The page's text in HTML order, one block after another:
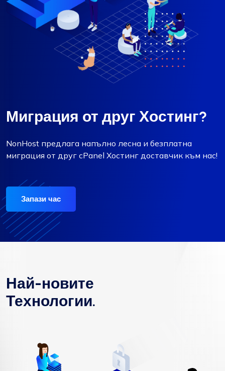
Миграция от друг Хостинг?
NonHost предлага напълно лесна и безплатна
миграция от друг cPanel Хостинг доставчик към нас!
Запази час
Най-новите
Технологии.